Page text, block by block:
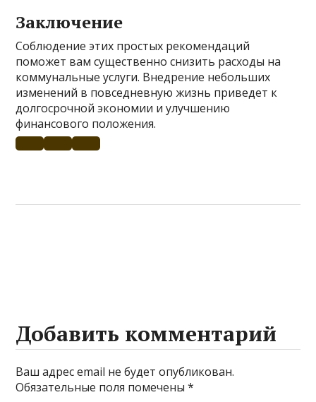
Заключение
Соблюдение этих простых рекомендаций
поможет вам существенно снизить расходы на
коммунальные услуги. Внедрение небольших
изменений в повседневную жизнь приведет к
долгосрочной экономии и улучшению
финансового положения.
Добавить комментарий
Ваш адрес email не будет опубликован.
Обязательные поля помечены*